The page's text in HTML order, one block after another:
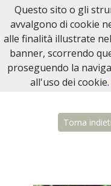
Necrologi Biella
Home Italia BI
Torna
Questo sito o gli
avvalgono di cookie
alle finalità illustrate
banner, scorrendo
proseguendo la
all'uso dei cookie.